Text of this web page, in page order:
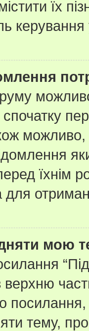
їх
керування
можливо,
їхнім
для
мою
верхню
тему,